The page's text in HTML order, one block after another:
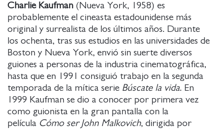
Charlie Kaufman (Nueva York, 1958) es
probablemente el cineasta estadounidense más
original y surrealista de los últimos años. Durante
los ochenta, tras sus estudios en las universidades de
Boston y Nueva York, envió sin suerte diversos
guiones a personas de la industria cinematográfica,
hasta que en 1991 consiguió trabajo en la segunda
temporada de la mítica serie Búscate la vida. En
1999 Kaufman se dio a conocer por primera vez
como guionista en la gran pantalla con la
película Cómo ser John Malkovich, dirigida por